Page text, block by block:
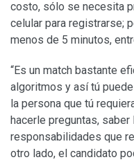
costo, sólo se necesita
celular para registrarse;
menos de 5 minutos,
“Es un match bastante
algoritmos y así tú
la persona que tú
hacerle preguntas,
responsabilidades que
otro lado, el candidato